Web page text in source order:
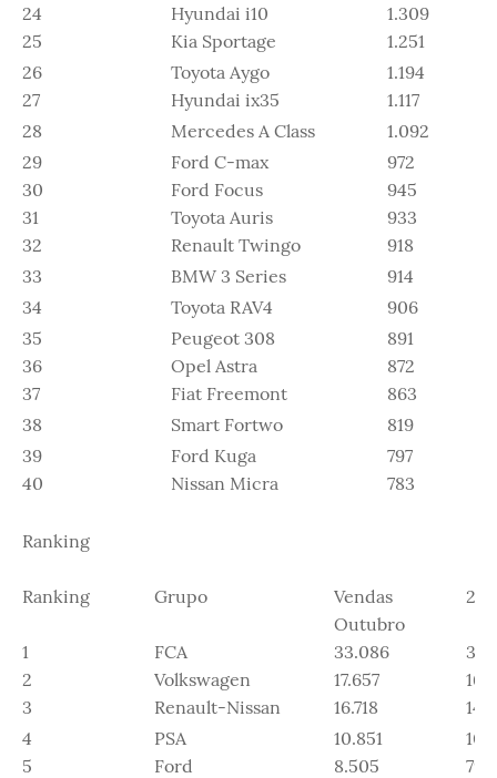
24
Hyundai i10
1.309
25
Kia Sportage
1.251
26
Toyota Aygo
1.194
27
Hyundai ix35
1.117
28
Mercedes A Class
1.092
29
Ford C-max
972
30
Ford Focus
945
31
Toyota Auris
933
32
Renault Twingo
918
33
BMW 3 Series
914
34
Toyota RAV4
906
35
Peugeot 308
891
36
Opel Astra
872
37
Fiat Freemont
863
38
Smart Fortwo
819
39
Ford Kuga
797
40
Nissan Micra 783
Ranking
Ranking Grupo
Vendas
Outubro
1 FCA 33.086
2
Volkswagen 17.657
3
Renault-Nissan 16.718
4
PSA 10.851
5
Ford 8.505